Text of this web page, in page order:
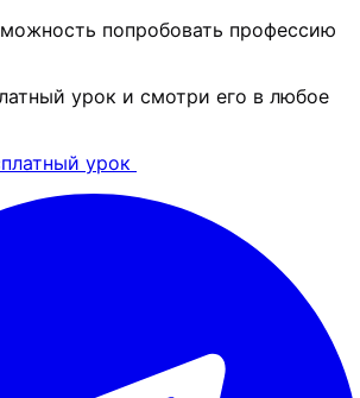
попробовать профессию
урок и смотри его в любое
урок